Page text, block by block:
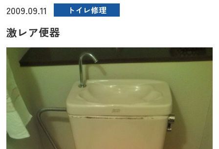
2009.09.11 トイレ修理
激レア便器